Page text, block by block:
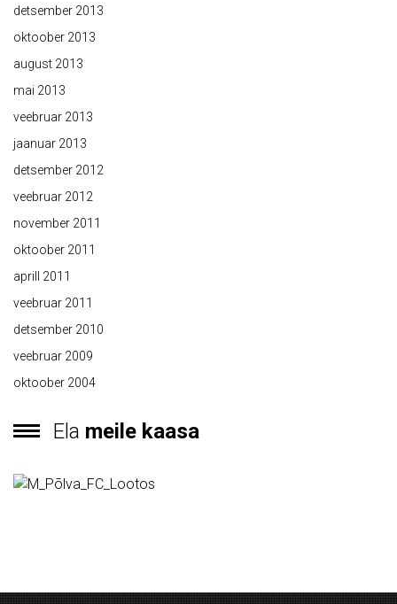
detsember 2013
oktoober 2013
august 2013
mai 2013
veebruar 2013
jaanuar 2013
detsember 2012
veebruar 2012
november 2011
oktoober 2011
aprill 2011
veebruar 2011
detsember 2010
veebruar 2009
oktoober 2004
Ela meile kaasa